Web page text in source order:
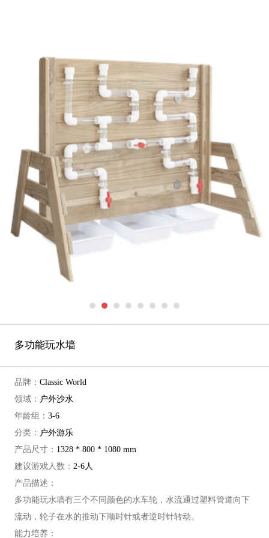
多功能玩水墙
品牌： Classic World
领域： 户外沙水
年龄组： 3-6
分类： 户外游乐
产品尺寸： 1328 * 800 * 1080 mm
建议游戏人数： 2-6人
产品描述：
多功能玩水墙有三个不同颜色的水车轮，水流通过塑料管道向下
流动，轮子在水的推动下顺时针或者逆时针转动。
能力培养：